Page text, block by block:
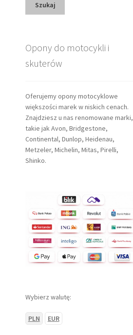
Szukaj
Opony do motocykli i
skuterów
Oferujemy opony motocyklowe
większości marek w niskich cenach.
Znajdziesz u nas renomowane marki,
takie jak Avon, Bridgestone,
Continental, Dunlop, Heidenau,
Metzeler, Michelin, Mitas, Pirelli,
Shinko.
Wybierz walutę:
PLN EUR